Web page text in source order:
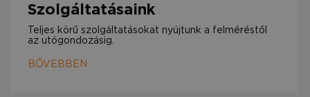
Szolgáltatásaink
Teljes körű szolgáltatásokat nyújtunk a felméréstől
az utógondozásig.
BŐVEBBEN